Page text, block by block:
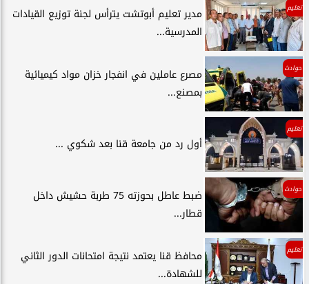
تعليم
مدير تعليم أبوتشت يترأس لجنة توزيع القيادات
المدرسية...
حوادث
مصرع عاملين في انفجار خزان مواد كيميائية
بمصنع...
تعليم
أول رد من جامعة قنا بعد شكوي ...
حوادث
ضبط عاطل بحوزته 75 طربة حشيش داخل
قطار...
تعليم
محافظ قنا يعتمد نتيجة امتحانات الدور الثاني
للشهادة...